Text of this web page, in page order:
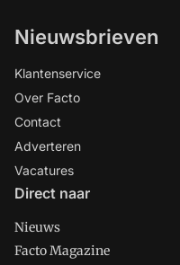
Nieuwsbrieven
Klantenservice
Over Facto
Contact
Adverteren
Vacatures
Direct naar
Nieuws
Facto Magazine